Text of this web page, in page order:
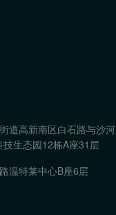
道高新南区白石路与沙河
生态园12栋A座31层
温特莱中心B座6层